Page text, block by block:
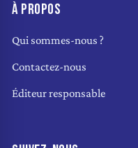
À PROPOS
Qui sommes-nous ?
Contactez-nous
Éditeur responsable